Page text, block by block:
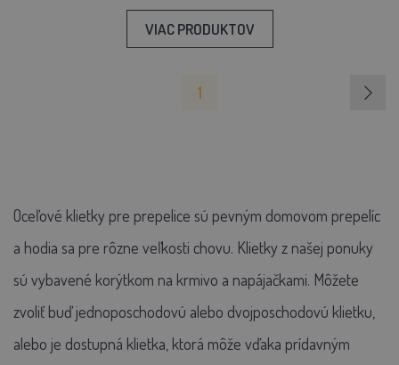
VIAC PRODUKTOV
1
Oceľové klietky pre prepelice sú pevným domovom prepelíc
a hodia sa pre rôzne veľkosti chovu. Klietky z našej ponuky
sú vybavené korýtkom na krmivo a napájačkami. Môžete
zvoliť buď jednoposchodovú alebo dvojposchodovú klietku,
alebo je dostupná klietka, ktorá môže vďaka prídavným